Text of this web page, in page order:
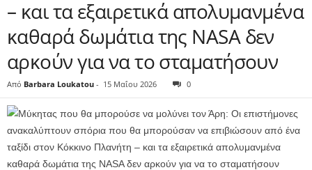
– και τα εξαιρετικά απολυμανμένα
καθαρά δωμάτια της NASA δεν
αρκούν για να το σταματήσουν
Από Barbara Loukatou - 15 Μαΐου 2026 0